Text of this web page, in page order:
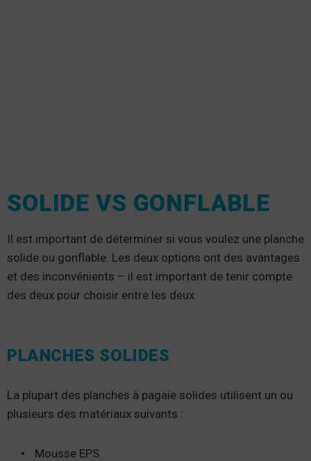
SOLIDE VS GONFLABLE
Il est important de déterminer si vous voulez une planche
solide ou gonflable. Les deux options ont des avantages
et des inconvénients – il est important de tenir compte
des deux pour choisir entre les deux.
PLANCHES SOLIDES
La plupart des planches à pagaie solides utilisent un ou
plusieurs des matériaux suivants :
Mousse EPS